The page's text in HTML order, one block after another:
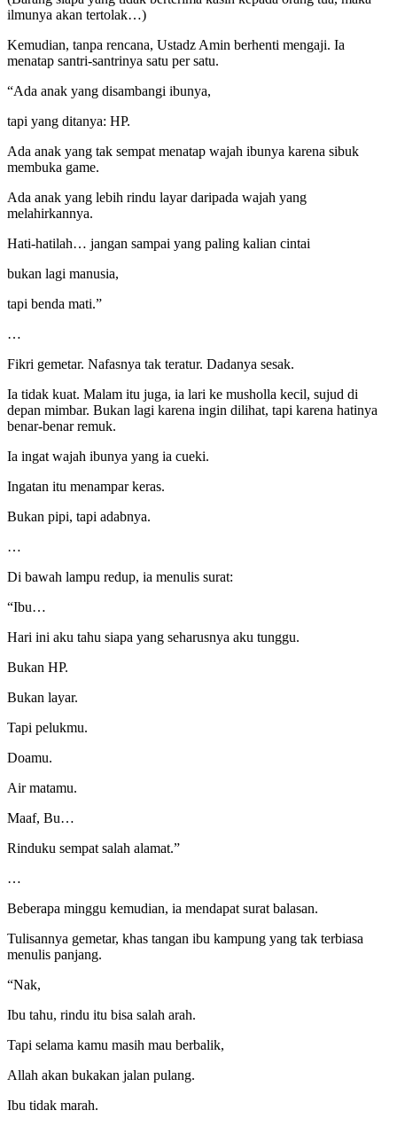
ilmunya akan tertolak…)
Kemudian, tanpa rencana, Ustadz Amin berhenti mengaji. Ia
menatap santri-santrinya satu per satu.
“Ada anak yang disambangi ibunya,
tapi yang ditanya: HP.
Ada anak yang tak sempat menatap wajah ibunya karena sibuk
membuka game.
Ada anak yang lebih rindu layar daripada wajah yang
melahirkannya.
Hati-hatilah… jangan sampai yang paling kalian cintai
bukan lagi manusia,
tapi benda mati.”
…
Fikri gemetar. Nafasnya tak teratur. Dadanya sesak.
Ia tidak kuat. Malam itu juga, ia lari ke musholla kecil, sujud di
depan mimbar. Bukan lagi karena ingin dilihat, tapi karena hatinya
benar-benar remuk.
Ia ingat wajah ibunya yang ia cueki.
Ingatan itu menampar keras.
Bukan pipi, tapi adabnya.
…
Di bawah lampu redup, ia menulis surat:
“Ibu…
Hari ini aku tahu siapa yang seharusnya aku tunggu.
Bukan HP.
Bukan layar.
Tapi pelukmu.
Doamu.
Air matamu.
Maaf, Bu…
Rinduku sempat salah alamat.”
…
Beberapa minggu kemudian, ia mendapat surat balasan.
Tulisannya gemetar, khas tangan ibu kampung yang tak terbiasa
menulis panjang.
“Nak,
Ibu tahu, rindu itu bisa salah arah.
Tapi selama kamu masih mau berbalik,
Allah akan bukakan jalan pulang.
Ibu tidak marah.